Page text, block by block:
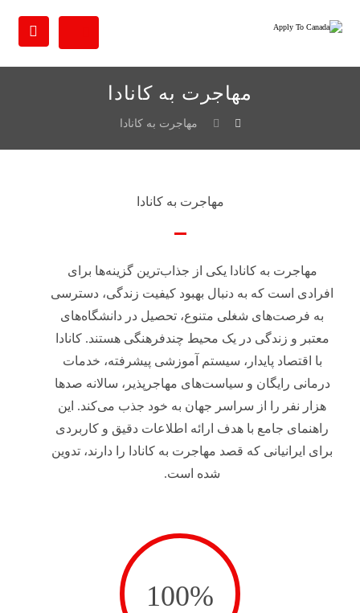
مهاجرت به کانادا
مهاجرت به کانادا
مهاجرت به کانادا
مهاجرت به کانادا یکی از جذاب‌ترین گزینه‌ها برای
افرادی است که به دنبال بهبود کیفیت زندگی، دسترسی
به فرصت‌های شغلی متنوع، تحصیل در دانشگاه‌های
معتبر و زندگی در یک محیط چندفرهنگی هستند. کانادا
با اقتصاد پایدار، سیستم آموزشی پیشرفته، خدمات
درمانی رایگان و سیاست‌های مهاجرپذیر، سالانه صدها
هزار نفر را از سراسر جهان به خود جذب می‌کند. این
راهنمای جامع با هدف ارائه اطلاعات دقیق و کاربردی
برای ایرانیانی که قصد مهاجرت به کانادا را دارند، تدوین
شده است.
100%